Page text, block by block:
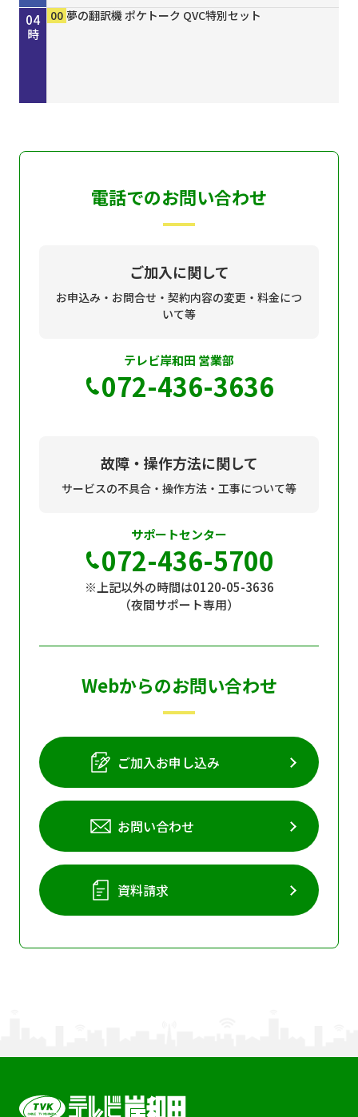
22
時
23
時
00
時
01
時
02
時
03
時
04
時
00 Ｄａｙ Ｔｒｉｐｐｅｒ ＃７９
15 シェフが教える家庭料理 ＃３７ 豆乳と漬物の
30 タイガースＶ特急 ８／４号
00 ［再］ミルっく ８月７日（金）放送分
00 はじめのミニだんじりへの道 ＃１２４
30 趣味の園芸 ガーデナー直伝 すてき！の作り方
55 オリックス・バファローズが好きやねん！８／１
00 銀座トマト ドクターズサプリ
00 夢の翻訳機 ポケトーク QVC特別セット
00 夢の翻訳機 ポケトーク QVC特別セット
00 夢の翻訳機 ポケトーク QVC特別セット
電話でのお問い合わせ
ご加入に関して
お申込み・お問合せ・契約内容の変更・料金につ
いて等
テレビ岸和田 営業部
072-436-3636
故障・操作方法に関して
サービスの不具合・操作方法・工事について等
サポートセンター
072-436-5700
※上記以外の時間は0120-05-3636
（夜間サポート専用）
Webからのお問い合わせ
ご加入お申し込み
お問い合わせ
資料請求